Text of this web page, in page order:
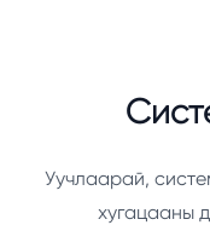
Уучлаарай,
хугацааны